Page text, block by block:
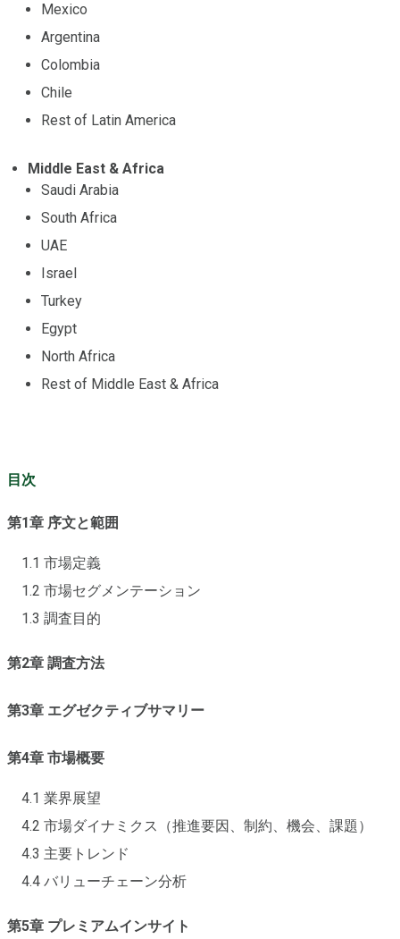
Mexico
Argentina
Colombia
Chile
Rest of Latin America
Middle East & Africa
Saudi Arabia
South Africa
UAE
Israel
Turkey
Egypt
North Africa
Rest of Middle East & Africa
目次
第1章 序文と範囲
1.1 市場定義
1.2 市場セグメンテーション
1.3 調査目的
第2章 調査方法
第3章 エグゼクティブサマリー
第4章 市場概要
4.1 業界展望
4.2 市場ダイナミクス（推進要因、制約、機会、課題）
4.3 主要トレンド
4.4 バリューチェーン分析
第5章 プレミアムインサイト